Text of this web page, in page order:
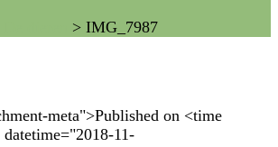
> IMG_7987
meta">Published on <time
11-